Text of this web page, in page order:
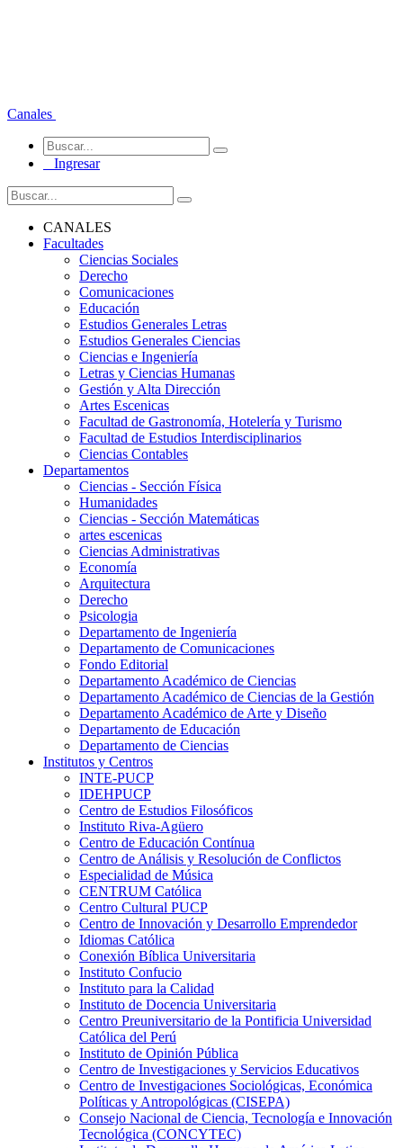
Canales
Ingresar
CANALES
Facultades
Ciencias Sociales
Derecho
Comunicaciones
Educación
Estudios Generales Letras
Estudios Generales Ciencias
Ciencias e Ingeniería
Letras y Ciencias Humanas
Gestión y Alta Dirección
Artes Escenicas
Facultad de Gastronomía, Hotelería y Turismo
Facultad de Estudios Interdisciplinarios
Ciencias Contables
Departamentos
Ciencias - Sección Física
Humanidades
Ciencias - Sección Matemáticas
artes escenicas
Ciencias Administrativas
Economía
Arquitectura
Derecho
Psicologia
Departamento de Ingeniería
Departamento de Comunicaciones
Fondo Editorial
Departamento Académico de Ciencias
Departamento Académico de Ciencias de la Gestión
Departamento Académico de Arte y Diseño
Departamento de Educación
Departamento de Ciencias
Institutos y Centros
INTE-PUCP
IDEHPUCP
Centro de Estudios Filosóficos
Instituto Riva-Agüero
Centro de Educación Contínua
Centro de Análisis y Resolución de Conflictos
Especialidad de Música
CENTRUM Católica
Centro Cultural PUCP
Centro de Innovación y Desarrollo Emprendedor
Idiomas Católica
Conexión Bíblica Universitaria
Instituto Confucio
Instituto para la Calidad
Instituto de Docencia Universitaria
Centro Preuniversitario de la Pontificia Universidad
Católica del Perú
Instituto de Opinión Pública
Centro de Investigaciones y Servicios Educativos
Centro de Investigaciones Sociológicas, Económica
Políticas y Antropológicas (CISEPA)
Consejo Nacional de Ciencia, Tecnología e Innovación
Tecnológica (CONCYTEC)